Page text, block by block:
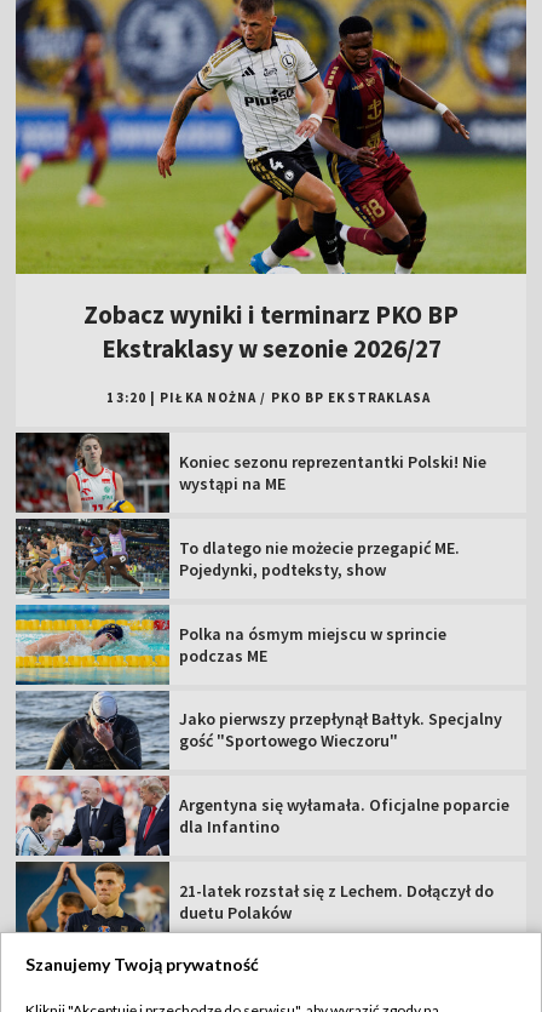
Zobacz wyniki i terminarz PKO BP
Ekstraklasy w sezonie 2026/27
13:20 PIŁKA NOŻNA / PKO BP EKSTRAKLASA
Koniec sezonu reprezentantki Polski! Nie
wystąpi na ME
To dlatego nie możecie przegapić ME.
Pojedynki, podteksty, show
Polka na ósmym miejscu w sprincie
podczas ME
Jako pierwszy przepłynął Bałtyk. Specjalny
gość "Sportowego Wieczoru"
Argentyna się wyłamała. Oficjalne poparcie
dla Infantino
21-latek rozstał się z Lechem. Dołączył do
duetu Polaków
Szanujemy Twoją prywatność